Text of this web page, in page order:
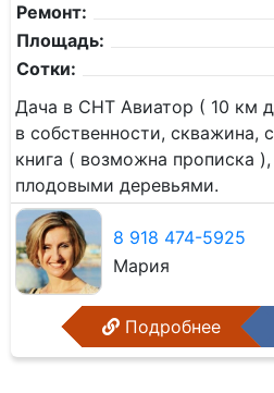
Ремонт:
Площадь:
Сотки:
Дача в СНТ Авиатор ( 10 км
в собственности, скважина,
книга ( возможна прописка
плодовыми деревьями.
8 918 474-5925
Мария
Подробнее